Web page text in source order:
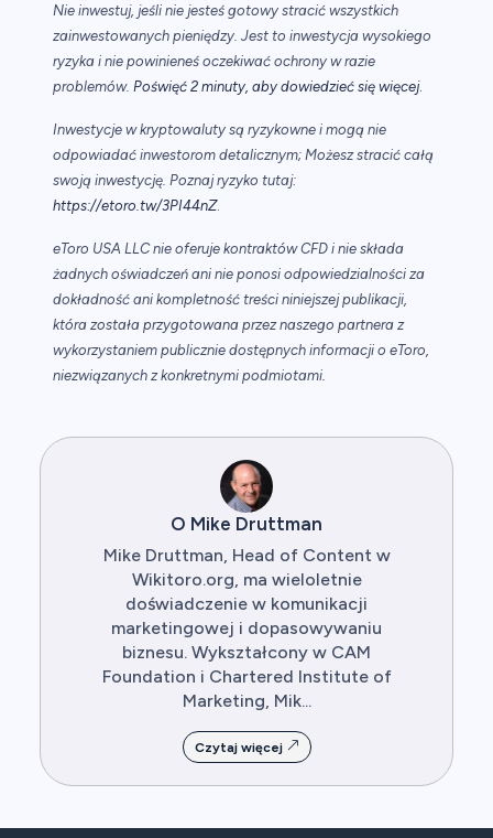
Nie inwestuj, jeśli nie jesteś gotowy stracić wszystkich
zainwestowanych pieniędzy. Jest to inwestycja wysokiego
ryzyka i nie powinieneś oczekiwać ochrony w razie
problemów. Poświęć 2 minuty, aby dowiedzieć się więcej.
Inwestycje w kryptowaluty są ryzykowne i mogą nie
odpowiadać inwestorom detalicznym; Możesz stracić całą
swoją inwestycję. Poznaj ryzyko tutaj:
https://etoro.tw/3PI44nZ.
eToro USA LLC nie oferuje kontraktów CFD i nie składa
żadnych oświadczeń ani nie ponosi odpowiedzialności za
dokładność ani kompletność treści niniejszej publikacji,
która została przygotowana przez naszego partnera z
wykorzystaniem publicznie dostępnych informacji o eToro,
niezwiązanych z konkretnymi podmiotami.
O Mike Druttman
Mike Druttman, Head of Content w
Wikitoro.org, ma wieloletnie
doświadczenie w komunikacji
marketingowej i dopasowywaniu
biznesu. Wykształcony w CAM
Foundation i Chartered Institute of
Marketing, Mik...
Czytaj więcej